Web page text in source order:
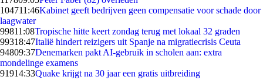
104711:46Kabinet geeft bedrijven geen compensatie voor schade door
laagwater
99811:08Tropische hitte keert zondag terug met lokaal 32 graden
99318:47Italië hindert reizigers uit Spanje na migratiecrisis Ceuta
94809:37Denemarken pakt AI-gebruik in scholen aan: extra
mondelinge examens
91914:33Quake krijgt na 30 jaar een gratis uitbreiding